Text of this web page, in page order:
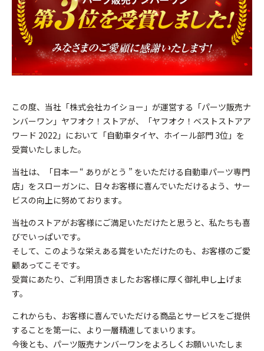
この度、当社「株式会社カイショー」が運営する「パーツ販売ナ
ンバーワン」ヤフオク！ストアが、「ヤフオク！ベストストアア
ワード 2022」において「自動車タイヤ、ホイール部門 3位」を
受賞いたしました。
当社は、「日本一 “ ありがとう ” をいただける自動車パーツ専門
店」をスローガンに、日々お客様に喜んでいただけるよう、サー
ビスの向上に努めております。
当社のストアがお客様にご満足いただけたと思うと、私たちも喜
びでいっぱいです。
そして、このような栄えある賞をいただけたのも、お客様のご愛
顧あってこそです。
受賞にあたり、ご利用頂きましたお客様に厚く御礼申し上げま
す。
これからも、お客様に喜んでいただける商品とサービスをご提供
することを第一に、より一層精進してまいります。
今後とも、パーツ販売ナンバーワンをよろしくお願いいたしま